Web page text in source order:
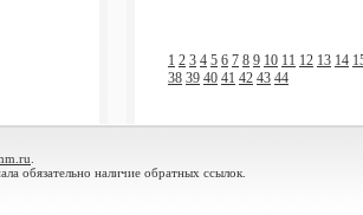
1 2 3 4 5 6 7 8 9 10 11 12 13 14
38 39 40 41 42 43 44
обязательно наличие обратных ссылок.